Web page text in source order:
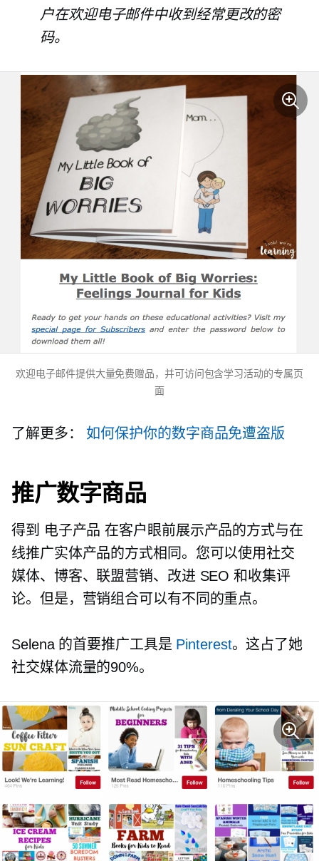
户在欢迎电子邮件中收到经常更改的密
码。
欢迎电子邮件提供大量免费赠品，并可访问包含学习活动的专属页
面
了解更多： 如何保护你的数字商品免遭盗版
推广数字商品
得到 电子产品 在客户眼前展示产品的方式与在
线推广实体产品的方式相同。您可以使用社交
媒体、博客、联盟营销、改进 SEO 和收集评
论。但是，营销组合可以有不同的重点。
Selena 的首要推广工具是 Pinterest。这占了她
社交媒体流量的90%。